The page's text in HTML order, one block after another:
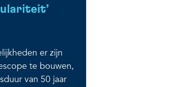
er zijn
te bouwen,
van 50 jaar